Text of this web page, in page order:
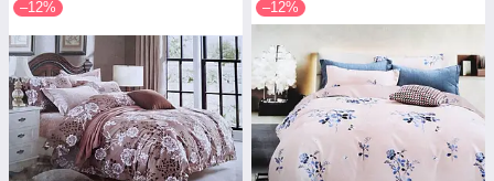
–12% –12%